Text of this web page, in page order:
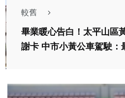
較舊
畢業暖心告白！太平山區
謝卡 中市小黃公車駕駛：